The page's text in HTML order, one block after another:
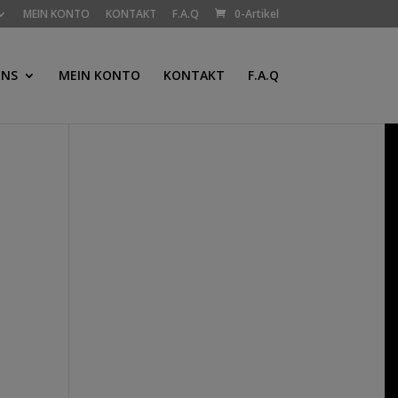
MEIN KONTO KONTAKT F.A.Q 0-Artikel
MEIN KONTO KONTAKT F.A.Q